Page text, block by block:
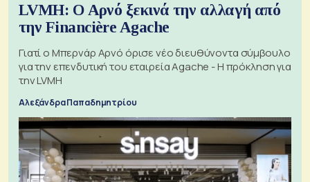
LVMH: Ο Αρνό ξεκινά την αλλαγή από
την Financière Agache
Γιατί ο Μπερνάρ Αρνό όρισε νέο διευθύνοντα σύμβουλο
για την επενδυτική του εταιρεία Agache - Η πρόκληση για
την LVMH
Αλεξάνδρα Παπαδημητρίου